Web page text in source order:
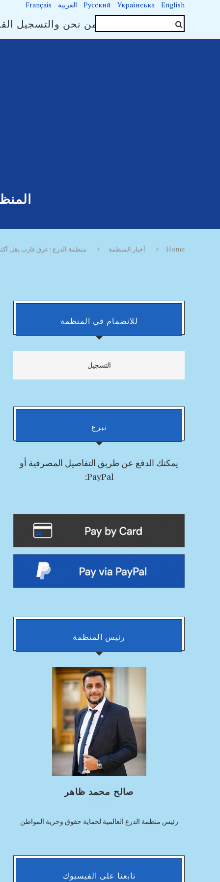
Русский Українська English العربية Français
من نحن والتسجيل جهات الاتصال
Home أخبار المنظمة منظمة الدرع : غرق قارب يقل أكثر من 84 شخصا من
للانضمام في المنظمة
التسجيل
تبرع
يمكنك الدفع عن طريق التفاصيل المصرفية أو
PayPal:
رئيس المنظمة
صالح محمد ظاهر
رئيس منظمة الدرع العالمية لحماية حقوق وحرية المواطن
تابعنا على الفيسبوك